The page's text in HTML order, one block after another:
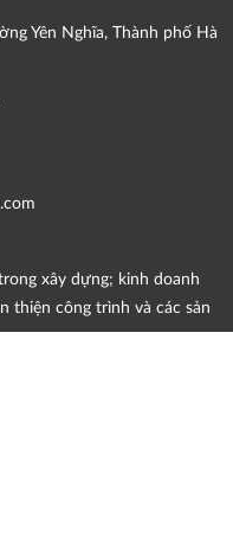
Yên Nghĩa, Thành phố Hà
xây dựng; kinh doanh
thiện công trình và các sản